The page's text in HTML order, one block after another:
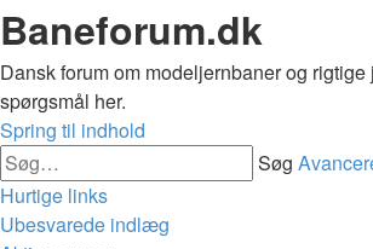
Baneforum.dk
Dansk forum om modeljernbaner og
spørgsmål her.
Spring til indhold
Søg
Hurtige links
Ubesvarede indlæg